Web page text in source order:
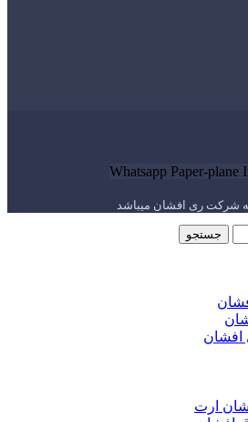
Whatsapp Paper-plane
شرکت ری افشان میباشد
جستجو
ارت